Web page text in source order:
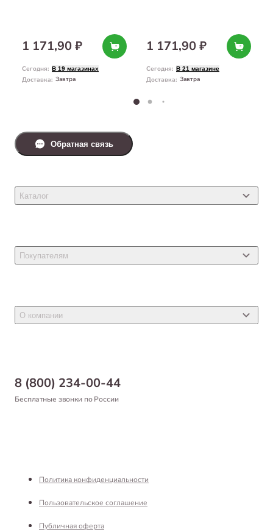
1 171,90 ₽
Сегодня: В 19 магазинах
Доставка: Завтра
1 171,90 ₽
Сегодня: В 21 магазине
Доставка: Завтра
8 (800) 234-00-44
Бесплатные звонки по России
Каталог
Товары для собак
Товары для птиц
Покупателям
Новости
Самовывоз
Оформление заказа
О компании
Благотворительный фонд
Реквизиты
Обратная связь
Политика конфиденциальности
Пользовательское соглашение
Публичная оферта